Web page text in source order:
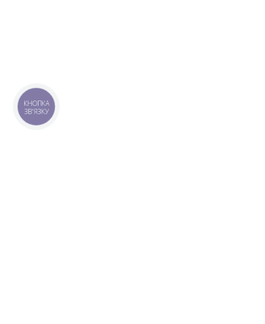
КНОПКА
ЗВ'ЯЗКУ